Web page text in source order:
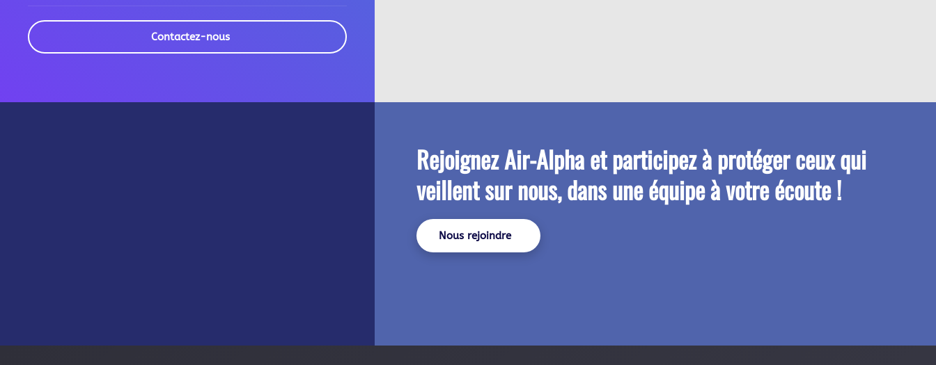
Contactez-nous
RejoignezAir-Alphaet participez à protéger ceux qui
veillent sur nous, dans une équipe à votre écoute !
Nous rejoindre